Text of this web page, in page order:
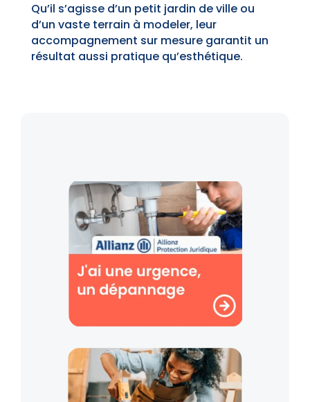
Qu’il s’agisse d’un petit jardin de ville ou
d’un vaste terrain à modeler, leur
accompagnement sur mesure garantit un
résultat aussi pratique qu’esthétique.